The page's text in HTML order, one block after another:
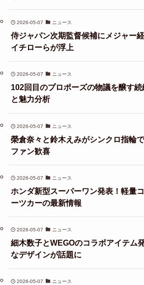
2026-05-07 ニュース
侍ジャパン次期監督候補にメジャー
イチローらが浮上
2026-05-07 ニュース
102回目のプロポーズの物議を醸す
と魅力分析
2026-05-07 ニュース
榮倉奈々と鈴木えみがシンクロ指輪
ファン歓喜
2026-05-07 ニュース
ホンダ新型スーパーワン発表！軽量
ーツカーの最新情報
2026-05-07 ニュース
細木数子とWEGOのコラボアイテム
なデザインが話題に
2026-05-07 ニュース